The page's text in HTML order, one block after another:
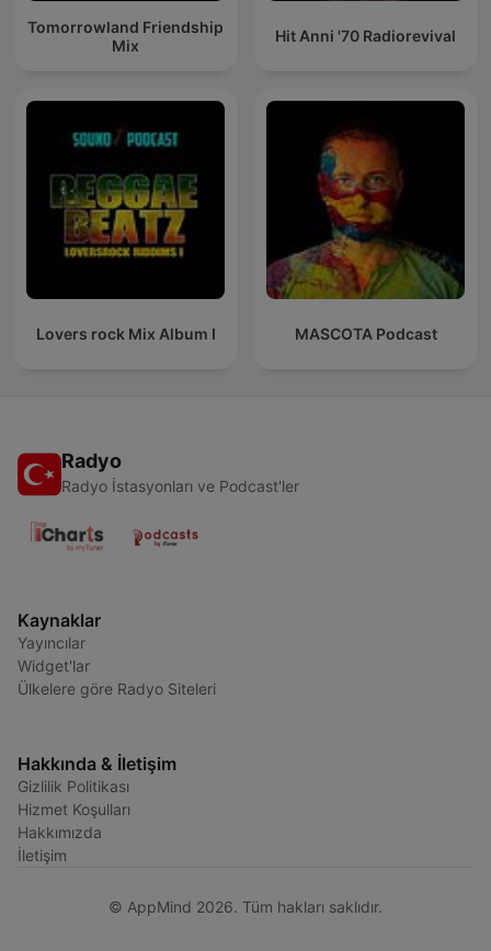
Tomorrowland Friendship
Mix
Hit Anni '70 Radiorevival
Lovers rock Mix Album I MASCOTA Podcast
Radyo
Radyo İstasyonları ve Podcast'ler
Kaynaklar
Yayıncılar
Widget'lar
Ülkelere göre Radyo Siteleri
Hakkında & İletişim
Gizlilik Politikası
Hizmet Koşulları
Hakkımızda
İletişim
© AppMind 2026. Tüm hakları saklıdır.